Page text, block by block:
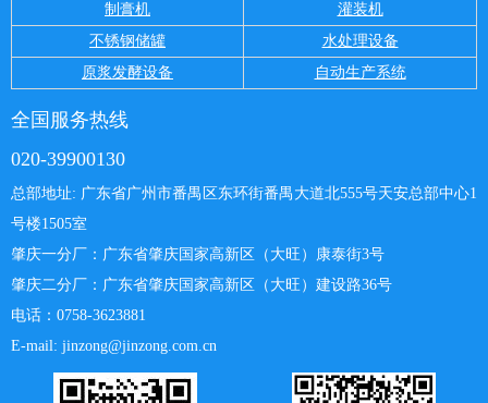
制膏机
灌装机
不锈钢储罐
水处理设备
原浆发酵设备
自动生产系统
全国服务热线
020-39900130
总部地址: 广东省广州市番禺区东环街番禺大道北555号天安总部中心1
号楼1505室
肇庆一分厂： 广东省肇庆国家高新区（大旺）康泰街3号
肇庆二分厂：广东省肇庆国家高新区（大旺）建设路36号
电话：0758-3623881
E-mail: jinzong@jinzong.com.cn